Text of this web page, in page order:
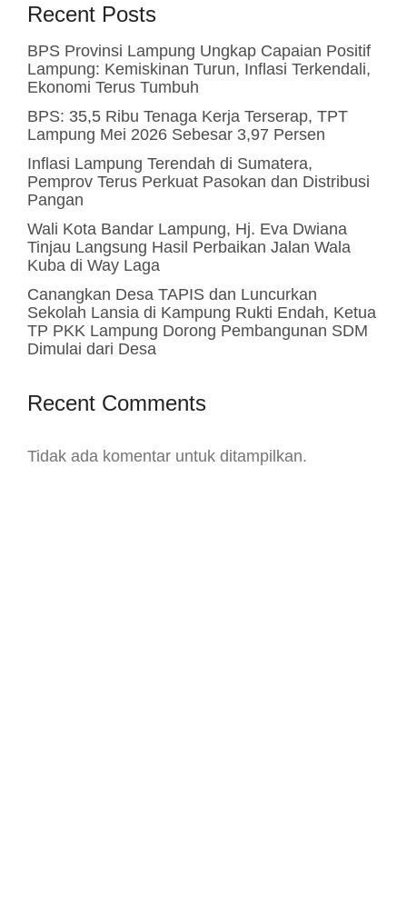
Recent Posts
BPS Provinsi Lampung Ungkap Capaian Positif
Lampung: Kemiskinan Turun, Inflasi Terkendali,
Ekonomi Terus Tumbuh
BPS: 35,5 Ribu Tenaga Kerja Terserap, TPT
Lampung Mei 2026 Sebesar 3,97 Persen
Inflasi Lampung Terendah di Sumatera,
Pemprov Terus Perkuat Pasokan dan Distribusi
Pangan
Wali Kota Bandar Lampung, Hj. Eva Dwiana
Tinjau Langsung Hasil Perbaikan Jalan Wala
Kuba di Way Laga
Canangkan Desa TAPIS dan Luncurkan
Sekolah Lansia di Kampung Rukti Endah, Ketua
TP PKK Lampung Dorong Pembangunan SDM
Dimulai dari Desa
Recent Comments
Tidak ada komentar untuk ditampilkan.